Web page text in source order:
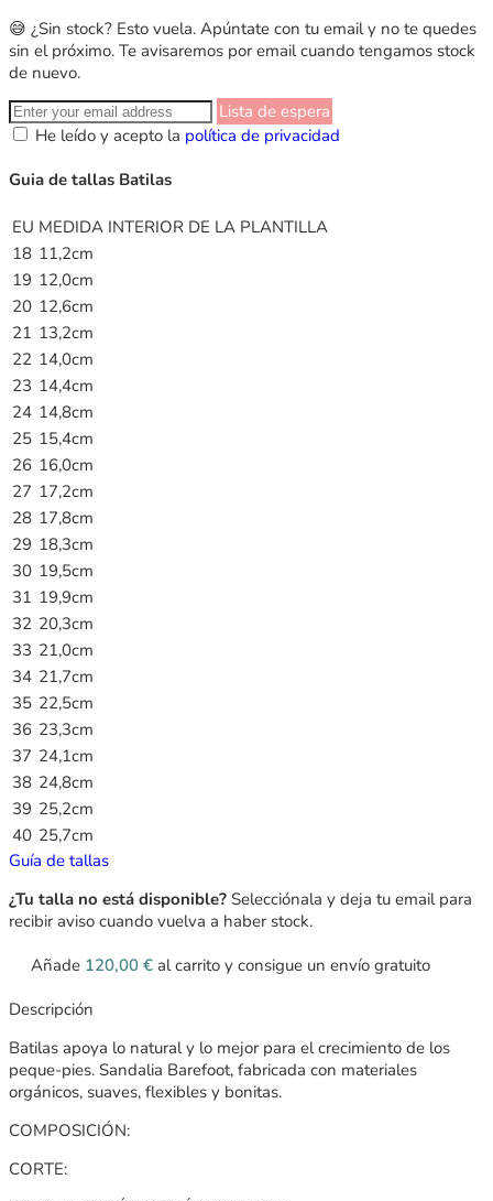
😅 ¿Sin stock? Esto vuela. Apúntate con tu email y no te quedes
sin el próximo. Te avisaremos por email cuando tengamos stock
de nuevo.
Lista de espera
He leído y acepto la política de privacidad
Guia de tallas Batilas
EU MEDIDA INTERIOR DE LA PLANTILLA
18 11,2cm
19 12,0cm
20 12,6cm
21 13,2cm
22 14,0cm
23 14,4cm
24 14,8cm
25 15,4cm
26 16,0cm
27 17,2cm
28 17,8cm
29 18,3cm
30 19,5cm
31 19,9cm
32 20,3cm
33 21,0cm
34 21,7cm
35 22,5cm
36 23,3cm
37 24,1cm
38 24,8cm
39 25,2cm
40 25,7cm
Guía de tallas
¿Tu talla no está disponible? Selecciónala y deja tu email para
recibir aviso cuando vuelva a haber stock.
Añade 120,00 € al carrito y consigue un envío gratuito
Descripción
Batilas apoya lo natural y lo mejor para el crecimiento de los
peque-pies. Sandalia Barefoot, fabricada con materiales
orgánicos, suaves, flexibles y bonitas.
COMPOSICIÓN:
CORTE: